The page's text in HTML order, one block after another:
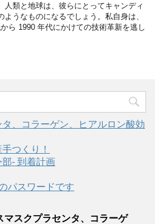
人類と地球は、彼らにとってキャンディ
ようなものになるでしょう。私自身は、
ら 1990 年代にかけての技術革新を逃し
、コラーゲン、ヒアルロン酸効
つくり！
- 到着計画
パスワードです
マスクプラセンタ、コラーゲ